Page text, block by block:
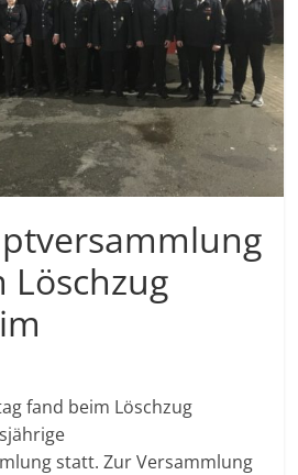
Löschzug
fand beim Löschzug
statt. Zur Versammlung